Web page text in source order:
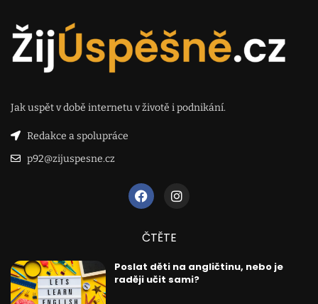
Jak uspět v době internetu v životě i podnikání.
Redakce a spolupráce
p92@zijuspesne.cz
ČTĚTE
Poslat děti na angličtinu, nebo je
raději učit sami?